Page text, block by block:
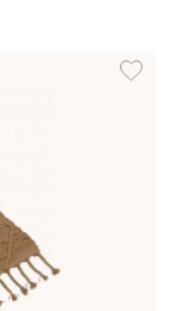
Lägg